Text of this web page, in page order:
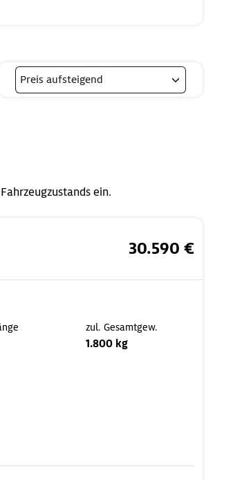
ein.
30.590 €
zul. Gesamtgew.
1.800 kg